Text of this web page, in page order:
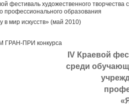
фестиваль художественного
профессионального образования
в мир искусств» (май 2010)
ПРИ конкурса
IV Краевой
среди